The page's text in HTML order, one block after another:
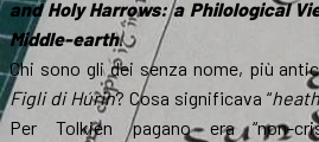
and Holy Harrows: a Philological
Middle-earth.
Chi sono gli dei senza nome, più
Figli di Húrin? Cosa significava “
Per Tolkien pagano era “non-